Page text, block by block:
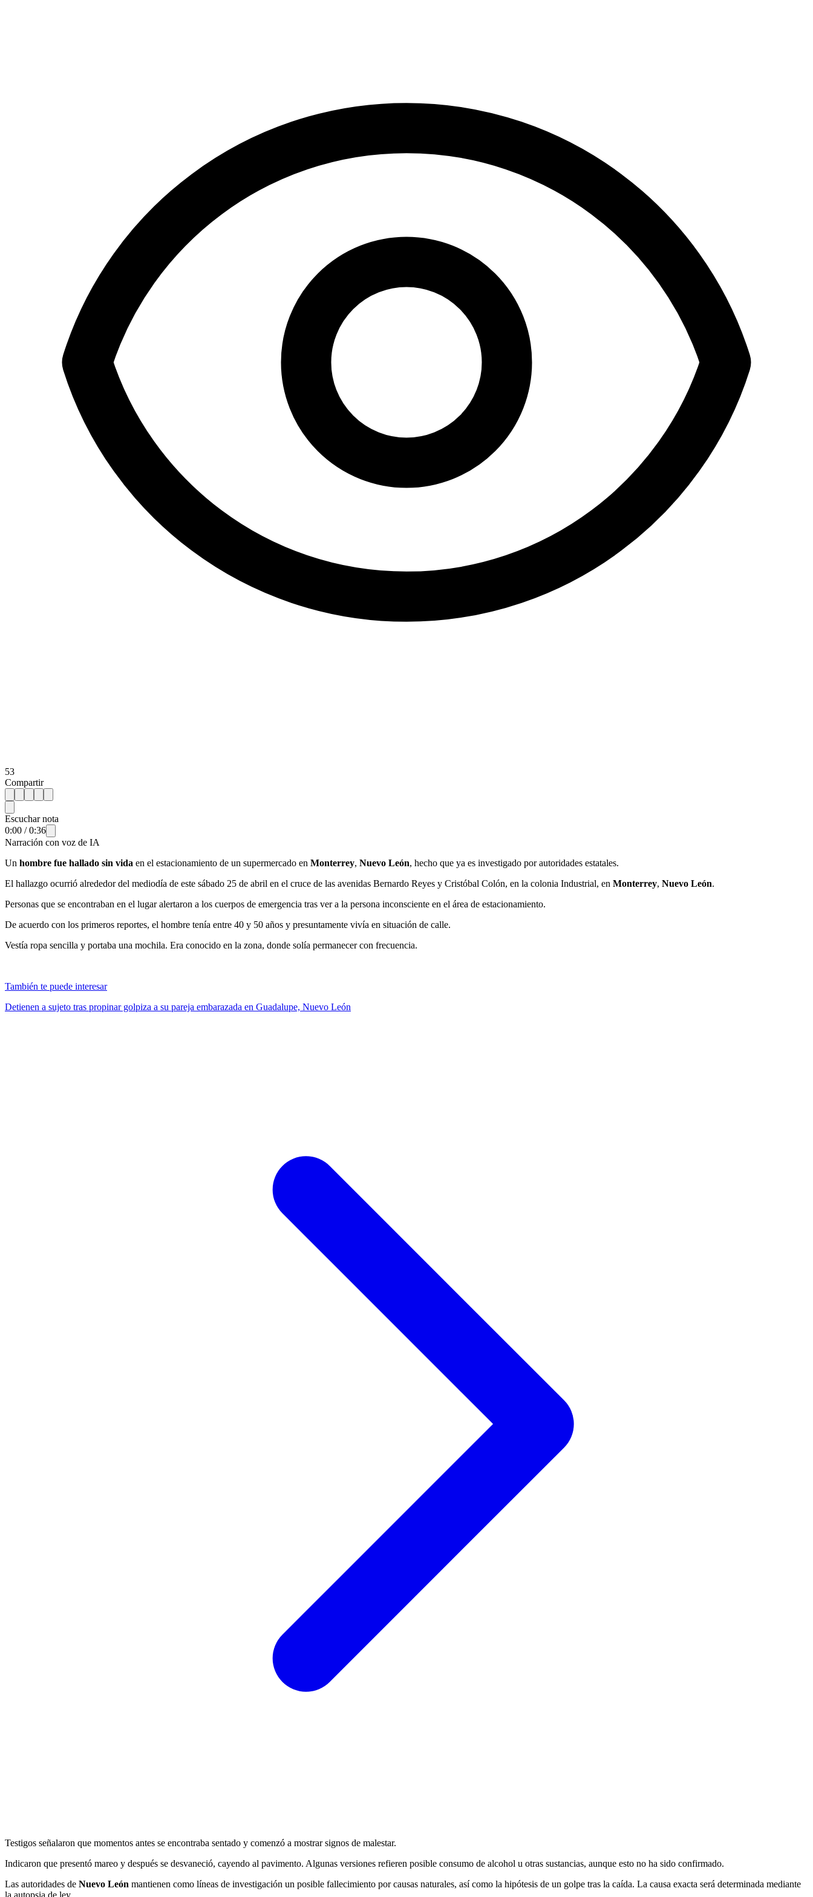
53
Compartir
Escuchar nota
0:00 /0:36
Narración con voz de IA
Un hombre fue hallado sin vida en el estacionamiento de un supermercado en Monterrey, Nuevo León, hecho que ya es investigado por autoridades estatales.
El hallazgo ocurrió alrededor del mediodía de este sábado 25 de abril en el cruce de las avenidas Bernardo Reyes y Cristóbal Colón, en la colonia Industrial, en Monterrey, Nuevo León.
Personas que se encontraban en el lugar alertaron a los cuerpos de emergencia tras ver a la persona inconsciente en el área de estacionamiento.
De acuerdo con los primeros reportes, el hombre tenía entre 40 y 50 años y presuntamente vivía en situación de calle.
Vestía ropa sencilla y portaba una mochila. Era conocido en la zona, donde solía permanecer con frecuencia.
También te puede interesar
Detienen a sujeto tras propinar golpiza a su pareja embarazada en Guadalupe, Nuevo León
Testigos señalaron que momentos antes se encontraba sentado y comenzó a mostrar signos de malestar.
Indicaron que presentó mareo y después se desvaneció, cayendo al pavimento. Algunas versiones refieren posible consumo de alcohol u otras sustancias, aunque esto no ha sido confirmado.
Las autoridades de Nuevo León mantienen como líneas de investigación un posible fallecimiento por causas naturales, así como la hipótesis de un golpe tras la caída. La causa exacta será determinada mediante
la autopsia de ley.